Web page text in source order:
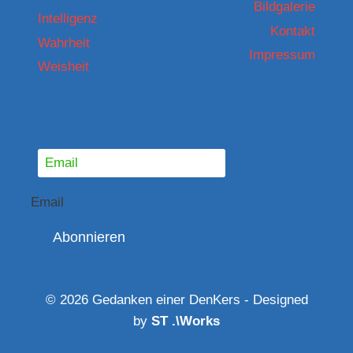
Intelligenz
Wahrheit
Weisheit
Bildgalerie
Kontakt
Impressum
© 2026 Gedanken einer DenKers - Designed
by ST .\Works
Email
Abonnieren